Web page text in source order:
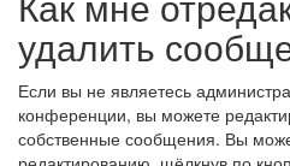
удалить
Если вы не являетесь
конференции, вы можете
собственные сообщения. Вы